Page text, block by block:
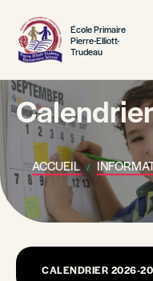
École Primaire
Pierre-Elliott-
Trudeau
ACCUEIL
CALENDRIER 2026-